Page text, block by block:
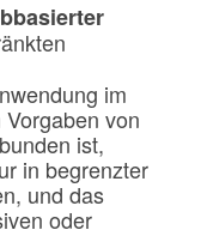
im
von
ist,
in begrenzter
und das
oder